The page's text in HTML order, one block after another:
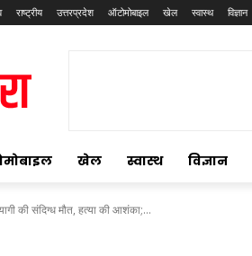
राष्ट्रीय उत्तरप्रदेश ऑटोमोबाइल खेल स्वास्थ विज्ञान
खेल स्वास्थ विज्ञान
की संदिग्ध मौत, हत्या की आशंका;...